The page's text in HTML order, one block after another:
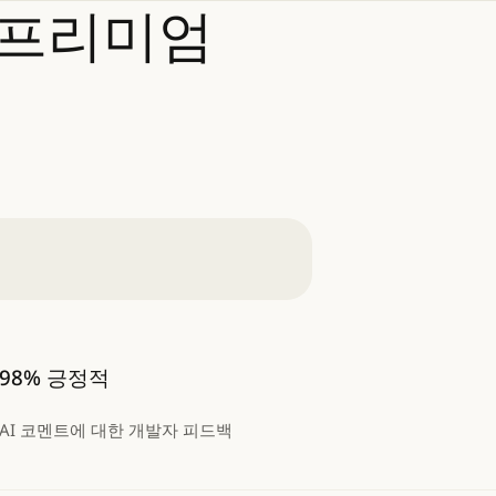
리미엄
98% 긍정적
AI 코멘트에 대한 개발자 피드백